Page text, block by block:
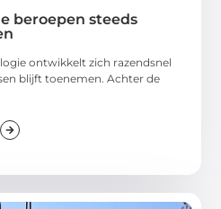
beroepen steeds
ontwikkelt zich razendsnel
blijft toenemen. Achter de